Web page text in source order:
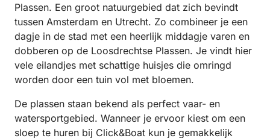
Plassen. Een groot natuurgebied dat zich bevindt
tussen Amsterdam en Utrecht. Zo combineer je een
dagje in de stad met een heerlijk middagje varen en
dobberen op de Loosdrechtse Plassen. Je vindt hier
vele eilandjes met schattige huisjes die omringd
worden door een tuin vol met bloemen.
De plassen staan bekend als perfect vaar- en
watersportgebied. Wanneer je ervoor kiest om een
sloep te huren bij Click&Boat kun je gemakkelijk